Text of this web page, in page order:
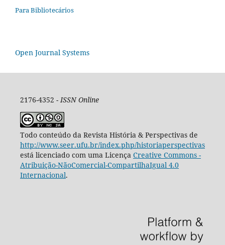
Para Bibliotecários
Open Journal Systems
2176-4352 - ISSN Online
Todo conteúdo da Revista História & Perspectivas de
http://www.seer.ufu.br/index.php/historiaperspectivas
está licenciado com uma Licença Creative Commons -
Atribuição-NãoComercial-CompartilhaIgual 4.0
Internacional.